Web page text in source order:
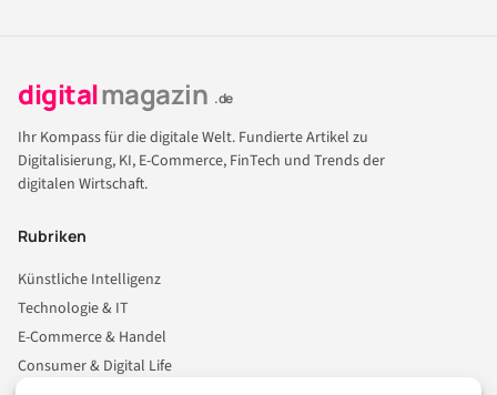
digitalmagazin .de
Ihr Kompass für die digitale Welt. Fundierte Artikel zu
Digitalisierung, KI, E-Commerce, FinTech und Trends der
digitalen Wirtschaft.
Rubriken
Künstliche Intelligenz
Technologie & IT
E-Commerce & Handel
Consumer & Digital Life